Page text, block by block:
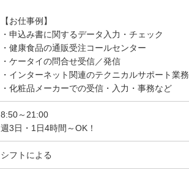
【お仕事例】
・申込み書に関するデータ入力・チェック
・健康食品の通販受注コールセンター
・ケータイの問合せ受信／発信
・インターネット関連のテクニカルサポート業務
・化粧品メーカーでの受信・入力・事務など
8:50～21:00
週3日・1日4時間～OK！
シフトによる